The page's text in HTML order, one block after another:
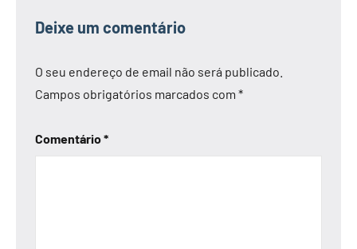
Deixe um comentário
O seu endereço de email não será publicado.
Campos obrigatórios marcados com *
Comentário*